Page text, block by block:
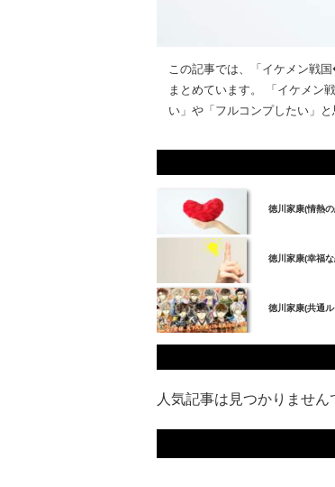
この記事では、「イケメン戦
まとめています。 「イケメン
い」や「フルコンプしたい」と
徳川家康(情熱
徳川家康(幸福
徳川家康(共通
人気記事は見つかりません